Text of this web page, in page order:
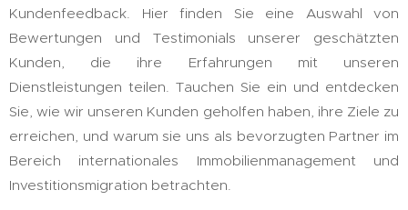
Kundenfeedback. Hier finden Sie eine Auswahl von
Bewertungen und Testimonials unserer geschätzten
Kunden, die ihre Erfahrungen mit unseren
Dienstleistungen teilen. Tauchen Sie ein und entdecken
Sie, wie wir unseren Kunden geholfen haben, ihre Ziele zu
erreichen, und warum sie uns als bevorzugten Partner im
Bereich internationales Immobilienmanagement und
Investitionsmigration betrachten.